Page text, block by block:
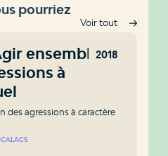
pourriez
Voir tout
2018
ensemble
à
des agressions à caractère